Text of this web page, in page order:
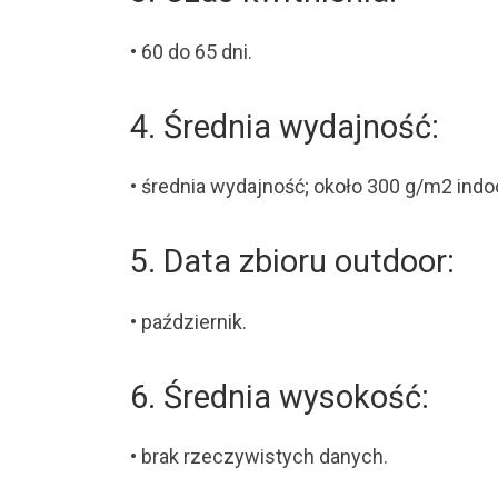
• 60 do 65 dni.
4. Średnia wydajność:
• średnia wydajność; około 300 g/m2
5. Data zbioru outdoor:
• październik.
6. Średnia wysokość:
• brak rzeczywistych danych.